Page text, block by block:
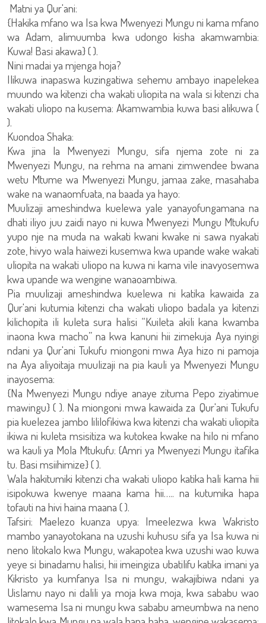
Matni ya Qur'ani:
{Hakika mfano wa Isa kwa Mwenyezi Mungu ni kama mfano
wa Adam, alimuumba kwa udongo kisha akamwambia:
Kuwa! Basi akawa} ( ).
Nini madai ya mjenga hoja?
Ilikuwa inapaswa kuzingatiwa sehemu ambayo inapelekea
muundo wa kitenzi cha wakati uliopita na wala si kitenzi cha
wakati uliopo na kusema: Akamwambia kuwa basi alikuwa (
).
Kuondoa Shaka:
Kwa jina la Mwenyezi Mungu, sifa njema zote ni za
Mwenyezi Mungu, na rehma na amani zimwendee bwana
wetu Mtume wa Mwenyezi Mungu, jamaa zake, masahaba
wake na wanaomfuata, na baada ya hayo:
Muulizaji ameshindwa kuelewa yale yanayofungamana na
dhati iliyo juu zaidi nayo ni kuwa Mwenyezi Mungu Mtukufu
yupo nje na muda na wakati kwani kwake ni sawa nyakati
zote, hivyo wala haiwezi kusemwa kwa upande wake wakati
uliopita na wakati uliopo na kuwa ni kama vile inavyosemwa
kwa upande wa wengine wanaoambiwa.
Pia muulizaji ameshindwa kuelewa ni katika kawaida za
Qur'ani kutumia kitenzi cha wakati uliopo badala ya kitenzi
kilichopita ili kuleta sura halisi “Kuileta akili kana kwamba
inaona kwa macho” na kwa kanuni hii zimekuja Aya nyingi
ndani ya Qur'ani Tukufu miongoni mwa Aya hizo ni pamoja
na Aya aliyoitaja muulizaji na pia kauli ya Mwenyezi Mungu
inayosema:
{Na Mwenyezi Mungu ndiye anaye zituma Pepo ziyatimue
mawingu} ( ). Na miongoni mwa kawaida za Qur'ani Tukufu
pia kuelezea jambo lililofikiwa kwa kitenzi cha wakati uliopita
ikiwa ni kuleta msisitiza wa kutokea kwake na hilo ni mfano
wa kauli ya Mola Mtukufu: {Amri ya Mwenyezi Mungu itafika
tu. Basi msiihimize} ( ).
Wala hakitumiki kitenzi cha wakati uliopo katika hali kama hii
isipokuwa kwenye maana kama hii….. na kutumika hapa
tofauti na hivi haina maana ( ).
Tafsiri: Maelezo kuanza upya: Imeelezwa kwa Wakristo
mambo yanayotokana na uzushi kuhusu sifa ya Isa kuwa ni
neno litokalo kwa Mungu, wakapotea kwa uzushi wao kuwa
yeye si binadamu halisi, hii imeingiza ubatilifu katika imani ya
Kikristo ya kumfanya Isa ni mungu, wakajibiwa ndani ya
Uislamu nayo ni dalili ya moja kwa moja, kwa sababu wao
wamesema Isa ni mungu kwa sababu ameumbwa na neno